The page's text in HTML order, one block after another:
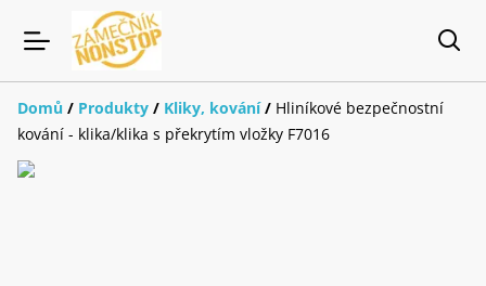
Domů / Produkty / Kliky, kování / Hliníkové bezpečnostní
kování - klika/klika s překrytím vložky F7016